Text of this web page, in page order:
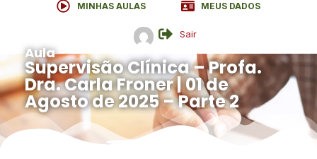
MINHAS AULAS MEUS DADOS
Sair
Aula
Supervisão Clínica – Profa.
Dra. Carla Froner | 01 de
Agosto de 2025 – Parte 2